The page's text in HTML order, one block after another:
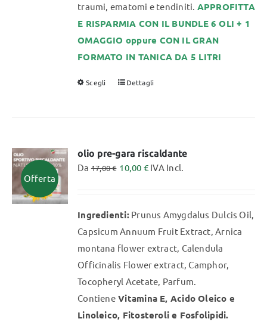
traumi, ematomi e tendiniti. APPROFITTA
E RISPARMIA CON IL BUNDLE 6 OLI + 1
OMAGGIO oppure CON IL GRAN
FORMATO IN TANICA DA 5 LITRI
Scegli
Questo
varianti.
Le
essere
scelte
nella
pagina
del
prodotto
Dettagli
Offerta
olio pre-gara riscaldante
Da17,00€ 10,00 € IVA Incl.
Ingredienti:Prunus Amygdalus Dulcis Oil,
Capsicum Annuum Fruit Extract, Arnica
montana flower extract, Calendula
Officinalis Flower extract, Camphor,
Tocopheryl Acetate, Parfum.
ContieneVitamina E, Acido Oleico e
Linoleico, Fitosteroli e Fosfolipidi.